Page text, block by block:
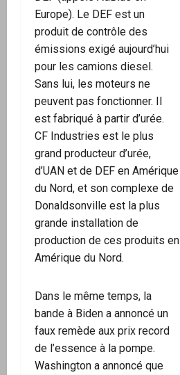
Europe). Le DEF est un
produit de contrôle des
émissions exigé aujourd’hui
pour les camions diesel.
Sans lui, les moteurs ne
peuvent pas fonctionner. Il
est fabriqué à partir d’urée.
CF Industries est le plus
grand producteur d’urée,
d’UAN et de DEF en Amérique
du Nord, et son complexe de
Donaldsonville est la plus
grande installation de
production de ces produits en
Amérique du Nord.
Dans le même temps, la
bande à Biden a annoncé un
faux remède aux prix record
de l’essence à la pompe.
Washington a annoncé que